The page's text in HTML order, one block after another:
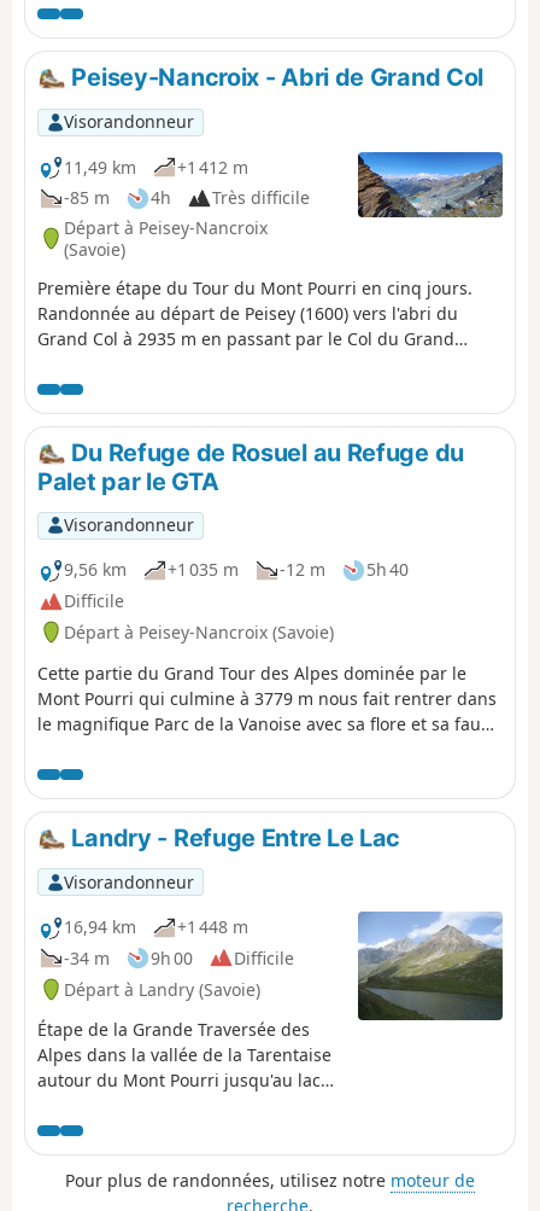
notamment sur le Lac de la Plagne.
Peisey-Nancroix - Abri de Grand Col
Visorandonneur
11,49 km
+1 412 m
-85 m
4h
Très difficile
Départ à Peisey-Nancroix
(Savoie)
Première étape du Tour du Mont Pourri en cinq jours.
Randonnée au départ de Peisey (1600) vers l'abri du
Grand Col à 2935 m en passant par le Col du Grand
Du Refuge de Rosuel au Refuge du
Palet par le GTA
Visorandonneur
9,56 km
+1 035 m -12 m
5h 40
Difficile
Départ à Peisey-Nancroix (Savoie)
Cette partie du Grand Tour des Alpes dominée par le
Mont Pourri qui culmine à 3779 m nous fait rentrer dans
le magnifique Parc de la Vanoise avec sa flore et sa faune
autres.
Landry - Refuge Entre Le Lac
Visorandonneur
16,94 km
+1 448 m
-34 m
9h 00
Difficile
Départ à Landry (Savoie)
Étape de la Grande Traversée des
Alpes dans la vallée de la Tarentaise
autour du Mont Pourri jusqu'au lac
Entre Le Lac.
Pour plus de randonnées, utilisez notre moteur de
recherche.